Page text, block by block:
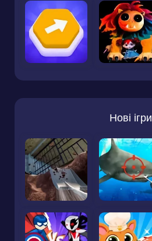
Нові ігри